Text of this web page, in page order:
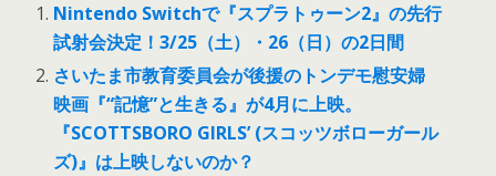
Nintendo Switchで『スプラトゥーン2』の先行
試射会決定！3/25（土）・26（日）の2日間
さいたま市教育委員会が後援のトンデモ慰安婦
映画『“記憶”と生きる』が4月に上映。
『SCOTTSBORO GIRLS’ (スコッツボローガール
ズ)』は上映しないのか？